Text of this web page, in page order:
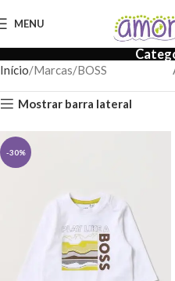
MENU
Início Marcas BOSS
Mostrar barra lateral
-30%